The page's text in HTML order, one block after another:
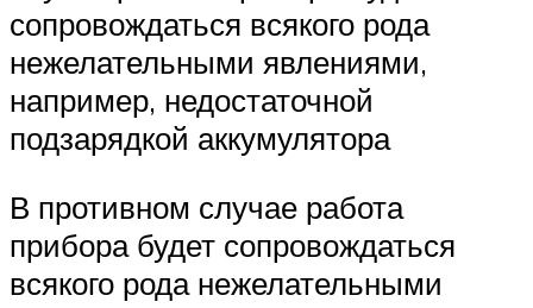
сопровождаться всякого рода
нежелательными явлениями,
например, недостаточной
подзарядкой аккумулятора
В противном случае работа
прибора будет сопровождаться
всякого рода нежелательными